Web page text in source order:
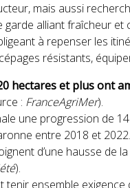
mais aussi
garde alliant fraîcheur et
à repenser les
résistants,
hectares et plus ont
: FranceAgriMer).
une progression de
entre 2018 et 2022.
d’une hausse de
).
tenir ensemble